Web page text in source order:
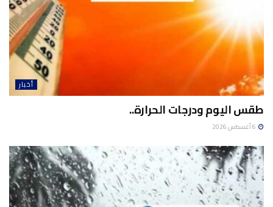
أخبار
طقس اليوم ودرجات الحرارة..